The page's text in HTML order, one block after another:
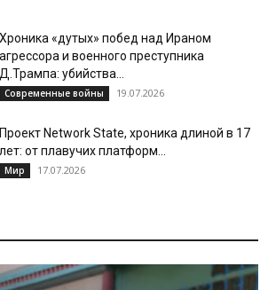
Хроника «дутых» побед над Ираном
агрессора и военного преступника
Д.Трампа: убийства...
Современные войны 19.07.2026
Проект Network State, хроника длиной в 17
лет: от плавучих платформ...
Мир 17.07.2026